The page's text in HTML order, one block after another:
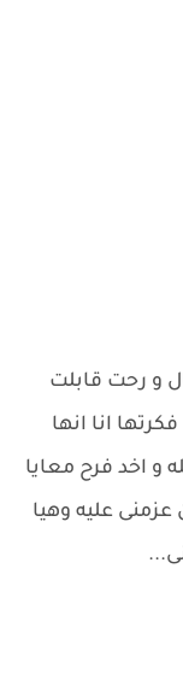
و رحت قابلت
انا انها
و اخد فرح معايا
عليه وهيا